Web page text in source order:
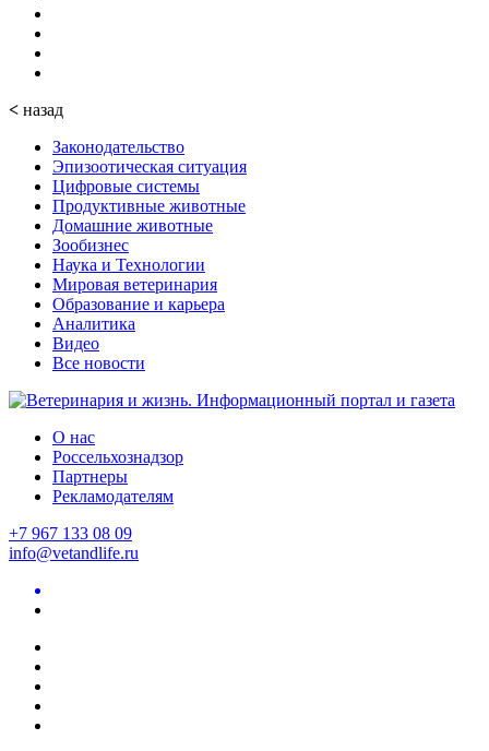
< назад
Законодательство
Эпизоотическая ситуация
Цифровые системы
Продуктивные животные
Домашние животные
Зообизнес
Наука и Технологии
Мировая ветеринария
Образование и карьера
Аналитика
Видео
Все новости
О нас
Россельхознадзор
Партнеры
Рекламодателям
+7 967 133 08 09
info@vetandlife.ru